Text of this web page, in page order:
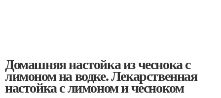
Домашняя настойка из чеснока с
лимоном на водке. Лекарственная
настойка с лимоном и чесноком